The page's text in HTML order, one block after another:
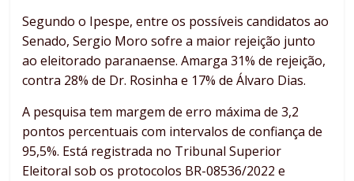
Segundo o Ipespe, entre os possíveis candidatos ao
Senado, Sergio Moro sofre a maior rejeição junto
ao eleitorado paranaense. Amarga 31% de rejeição,
contra 28% de Dr. Rosinha e 17% de Álvaro Dias.
A pesquisa tem margem de erro máxima de 3,2
pontos percentuais com intervalos de confiança de
95,5%. Está registrada no Tribunal Superior
Eleitoral sob os protocolos BR-08536/2022 e